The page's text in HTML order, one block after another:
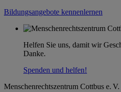
Bildungsangebote kennenlernen
Helfen Sie uns, damit wir
Danke.
Spenden und helfen!
Menschenrechtszentrum Cottbus e. V.